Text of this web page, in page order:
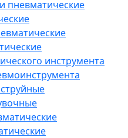
пневматические
инструмента